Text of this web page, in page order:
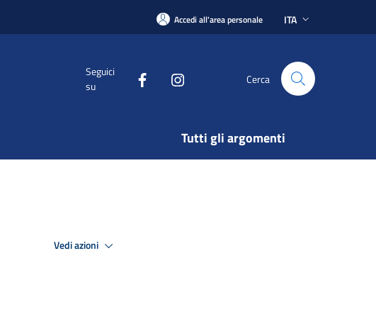
Accedi all'area personale ITA
Seguici
su
Cerca
Tutti gli argomenti
Vedi azioni